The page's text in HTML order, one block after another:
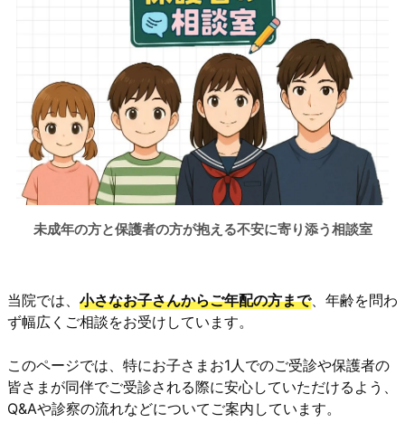
未成年の方と保護者の方が抱える不安に寄り添う相談室
当院では、 小さなお子さんからご年配の方まで、年齢を問わ
ず幅広くご相談をお受けしています。
このページでは、特にお子さまお1人でのご受診や保護者の
皆さまが同伴でご受診される際に安心していただけるよう、
Q&Aや診察の流れなどについてご案内しています。